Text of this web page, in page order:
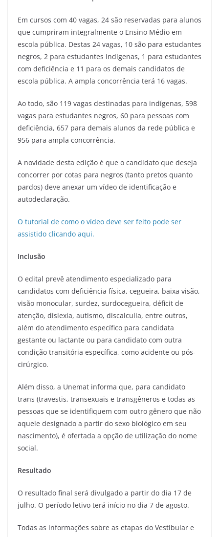
Em cursos com 40 vagas, 24 são reservadas para alunos
que cumpriram integralmente o Ensino Médio em
escola pública. Destas 24 vagas, 10 são para estudantes
negros, 2 para estudantes indígenas, 1 para estudantes
com deficiência e 11 para os demais candidatos de
escola pública. A ampla concorrência terá 16 vagas.
Ao todo, são 119 vagas destinadas para indígenas, 598
vagas para estudantes negros, 60 para pessoas com
deficiência, 657 para demais alunos da rede pública e
956 para ampla concorrência.
A novidade desta edição é que o candidato que deseja
concorrer por cotas para negros (tanto pretos quanto
pardos) deve anexar um vídeo de identificação e
autodeclaração.
O tutorial de como o vídeo deve ser feito pode ser
assistido clicando aqui.
Inclusão
O edital prevê atendimento especializado para
candidatos com deficiência física, cegueira, baixa visão,
visão monocular, surdez, surdocegueira, déficit de
atenção, dislexia, autismo, discalculia, entre outros,
além do atendimento específico para candidata
gestante ou lactante ou para candidato com outra
condição transitória específica, como acidente ou pós-
cirúrgico.
Além disso, a Unemat informa que, para candidato
trans (travestis, transexuais e transgêneros e todas as
pessoas que se identifiquem com outro gênero que não
aquele designado a partir do sexo biológico em seu
nascimento), é ofertada a opção de utilização do nome
social.
Resultado
O resultado final será divulgado a partir do dia 17 de
julho. O período letivo terá início no dia 7 de agosto.
Todas as informações sobre as etapas do Vestibular e